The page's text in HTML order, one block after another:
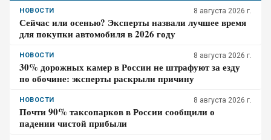
НОВОСТИ 8 августа 2026 г.
Сейчас или осенью? Эксперты назвали лучшее время
для покупки автомобиля в 2026 году
НОВОСТИ 8 августа 2026 г.
30% дорожных камер в России не штрафуют за езду
по обочине: эксперты раскрыли причину
НОВОСТИ 8 августа 2026 г.
Почти 90% таксопарков в России сообщили о
падении чистой прибыли